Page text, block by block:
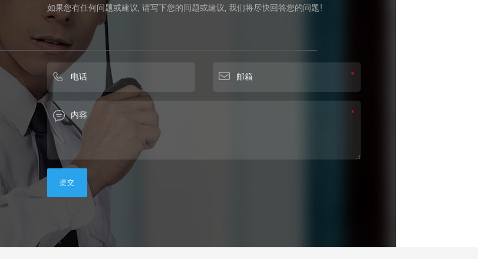
如果您有任何问题或建议, 请写下您的问题或建议, 我们将尽快回答您的问题!